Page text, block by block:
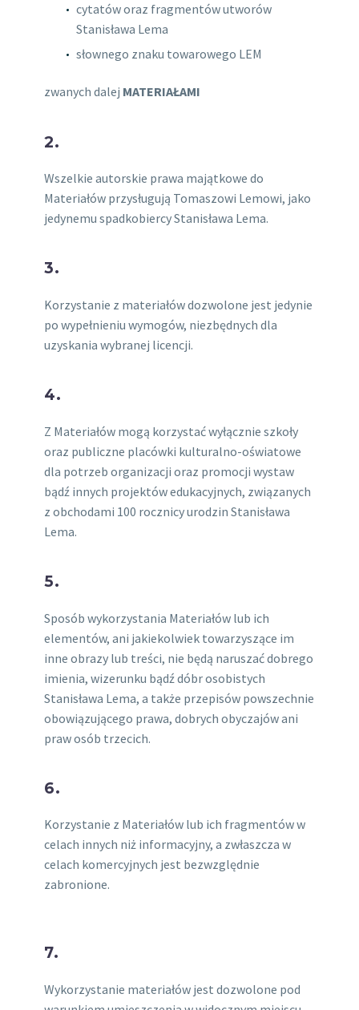
cytatów oraz fragmentów utworów
Stanisława Lema
słownego znaku towarowego LEM
zwanych dalej MATERIAŁAMI
2.
Wszelkie autorskie prawa majątkowe do
Materiałów przysługują Tomaszowi Lemowi, jako
jedynemu spadkobiercy Stanisława Lema.
3.
Korzystanie z materiałów dozwolone jest jedynie
po wypełnieniu wymogów, niezbędnych dla
uzyskania wybranej licencji.
4.
Z Materiałów mogą korzystać wyłącznie szkoły
oraz publiczne placówki kulturalno-oświatowe
dla potrzeb organizacji oraz promocji wystaw
bądź innych projektów edukacyjnych, związanych
z obchodami 100 rocznicy urodzin Stanisława
Lema.
5.
Sposób wykorzystania Materiałów lub ich
elementów, ani jakiekolwiek towarzyszące im
inne obrazy lub treści, nie będą naruszać dobrego
imienia, wizerunku bądź dóbr osobistych
Stanisława Lema, a także przepisów powszechnie
obowiązującego prawa, dobrych obyczajów ani
praw osób trzecich.
6.
Korzystanie z Materiałów lub ich fragmentów w
celach innych niż informacyjny, a zwłaszcza w
celach komercyjnych jest bezwzględnie
zabronione.
7.
Wykorzystanie materiałów jest dozwolone pod